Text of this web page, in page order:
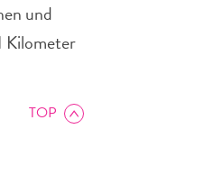
und
Kilometer
TOP